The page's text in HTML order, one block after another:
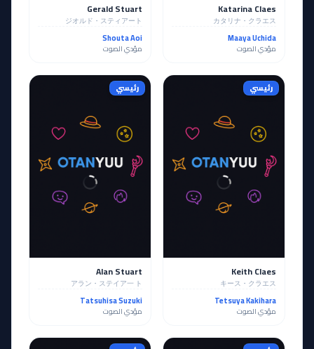
Katarina Claes
カタリナ・クラエス
Maaya Uchida
مؤدي الصوت
Gerald Stuart
ジオルド・スティアート
Shouta Aoi
مؤدي الصوت
رئيسي
Keith Claes
キース・クラエス
Tetsuya Kakihara
مؤدي الصوت
رئيسي
Alan Stuart
アラン・ステイア一 ト
Tatsuhisa Suzuki
مؤدي الصوت